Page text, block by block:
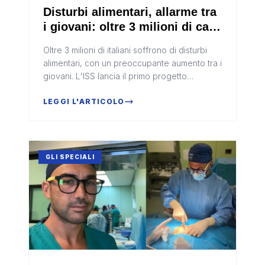
Disturbi alimentari, allarme tra
i giovani: oltre 3 milioni di casi
Oltre 3 milioni di italiani soffrono di disturbi
alimentari, con un preoccupante aumento tra i
giovani. L'ISS lancia il primo progetto
riconoscere i campanelli d'allarme e le
LEGGI L'ARTICOLO
GLI SPECIALI